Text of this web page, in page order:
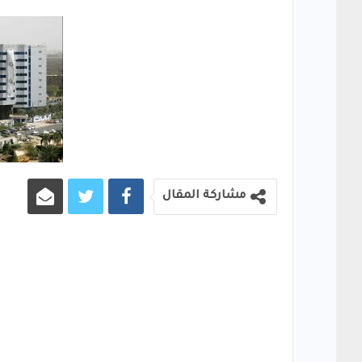
مشاركة المقال